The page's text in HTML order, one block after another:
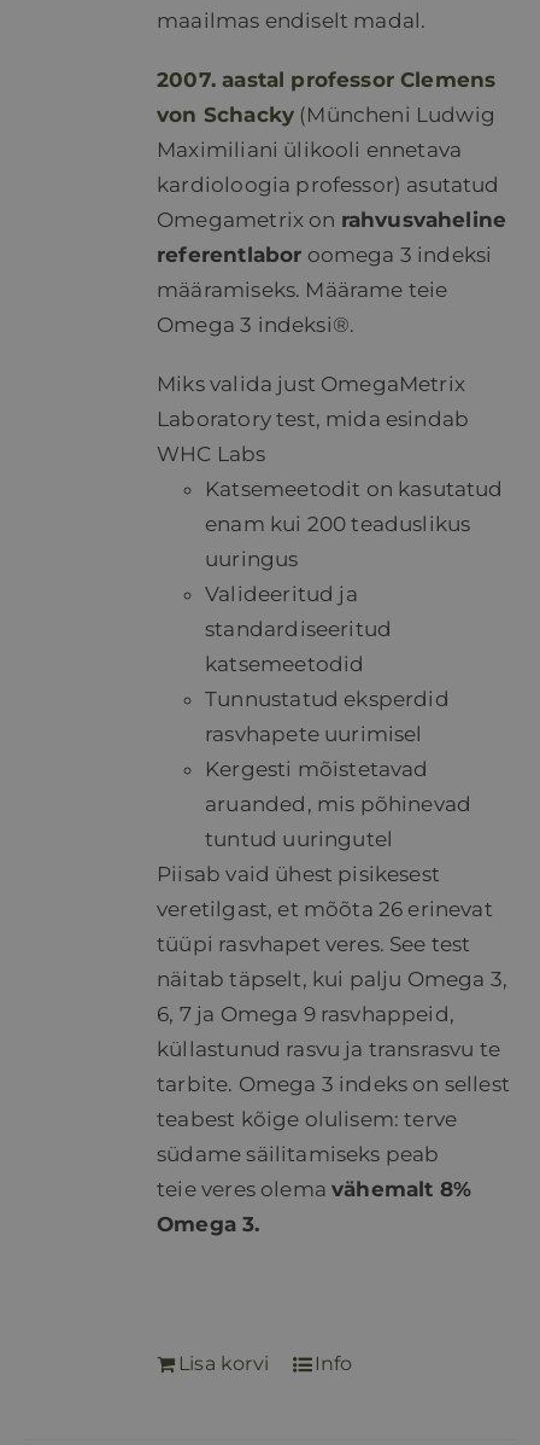
maailmas endiselt madal.
2007. aastal professor Clemens
von Schacky (Müncheni Ludwig
Maximiliani ülikooli ennetava
kardioloogia professor) asutatud
Omegametrix on rahvusvaheline
referentlabor oomega 3 indeksi
määramiseks. Määrame teie
Omega 3 indeksi®.
Miks valida just OmegaMetrix
Laboratory test, mida esindab
WHC Labs
Katsemeetodit on kasutatud
enam kui 200 teaduslikus
uuringus
Valideeritud ja
standardiseeritud
katsemeetodid
Tunnustatud eksperdid
rasvhapete uurimisel
Kergesti mõistetavad
aruanded, mis põhinevad
tuntud uuringutel
Piisab vaid ühest pisikesest
veretilgast, et mõõta 26 erinevat
tüüpi rasvhapet veres. See test
näitab täpselt, kui palju Omega 3,
6, 7 ja Omega 9 rasvhappeid,
küllastunud rasvu ja transrasvu te
tarbite. Omega 3 indeks on sellest
teabest kõige olulisem: terve
südame säilitamiseks peab
teie veres olemavähemalt 8%
Omega 3.
Lisa korvi Info